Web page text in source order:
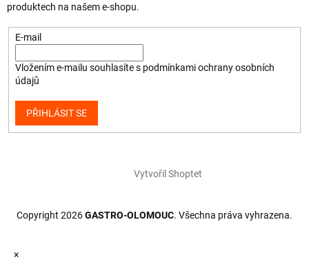
produktech na našem e-shopu.
E-mail
Vložením e-mailu souhlasíte s podmínkami ochrany osobních
údajů
PŘIHLÁSIT SE
Vytvořil Shoptet
Copyright 2026GASTRO-OLOMOUC. Všechna práva vyhrazena.
×